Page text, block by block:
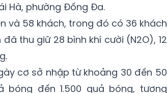
Hà, phường Đống Đa.
và 58 khách, trong đó có 36 khách
thu giữ 28 bình khí cười (N2O), 12
cơ sở nhập từ khoảng 30 đến 50
bóng đến 1.500 quả bóng, tương